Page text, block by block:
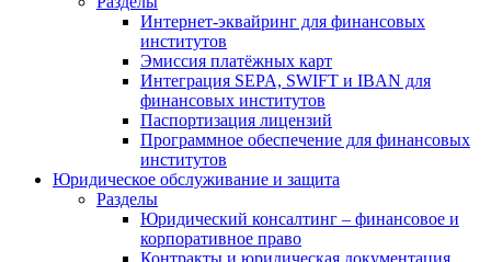
Интернет-эквайринг для финансовых
институтов
Эмиссия платёжных карт
Интеграция SEPA, SWIFT и IBAN для
финансовых институтов
Паспортизация лицензий
Программное обеспечение для финансовых
институтов
Юридическое обслуживание и защита
Разделы
Юридический консалтинг – финансовое и
корпоративное право